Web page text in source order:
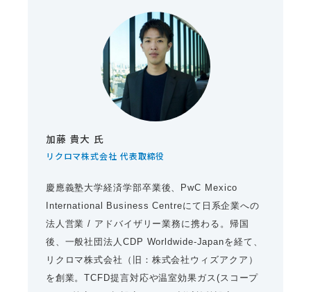
加藤 貴大 氏
リクロマ株式会社 代表取締役
慶應義塾大学経済学部卒業後、PwC Mexico
International Business Centreにて日系企業への
法人営業 / アドバイザリー業務に携わる。帰国
後、一般社団法人CDP Worldwide-Japanを経て、
リクロマ株式会社（旧：株式会社ウィズアクア）
を創業。TCFD提言対応や温室効果ガス(スコープ